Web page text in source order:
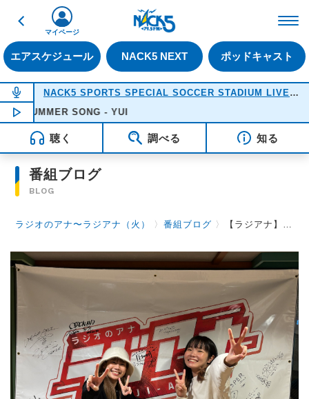
戻る
エアスケジュール NACK5 NEXT ポッドキャスト
マイページ
NOW ON AIR
NACK5 SPORTS SPECIAL SOCCER STADIUM LIVE 2026
NOW PLAYING18:05
SUMMER SONG - YUI
聴く 調べる 知る
番組ブログ
BLOG
ラジオのアナ〜ラジアナ（火） 〉番組ブログ 〉 【ラジアナ】ゲスト『ネクライトーキー もっさ さん』【火曜日】